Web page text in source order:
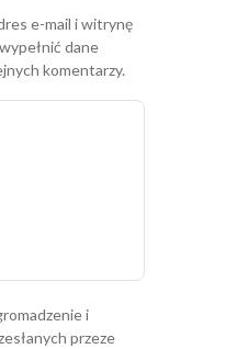
e-mail i witrynę
dane
komentarzy.
i
przeze